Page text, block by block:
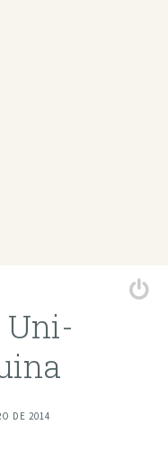
DE 2014